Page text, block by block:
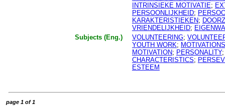
INTRINSIEKE MOTIVATIE;
PERSOONLIJKHEID;
KARAKTERISTIEKEN;
VRIENDELIJKHEID;
Subjects (Eng.)
VOLUNTEERING;
YOUTH WORK; MOTIVATIONS
MOTIVATION; PERSONALITY
CHARACTERISTICS;
ESTEEM
page 1 of 1